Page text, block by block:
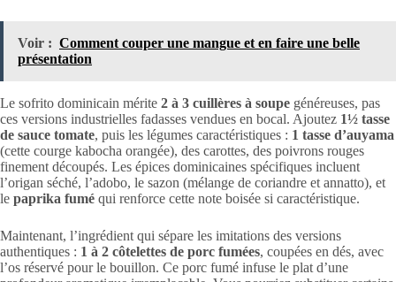
Voir : Comment couper une mangue et en faire une belle
présentation
Le sofrito dominicain mérite 2 à 3 cuillères à soupe généreuses, pas
ces versions industrielles fadasses vendues en bocal. Ajoutez 1½ tasse
de sauce tomate, puis les légumes caractéristiques : 1 tasse d’auyama
(cette courge kabocha orangée), des carottes, des poivrons rouges
finement découpés. Les épices dominicaines spécifiques incluent
l’origan séché, l’adobo, le sazon (mélange de coriandre et annatto), et
le paprika fumé qui renforce cette note boisée si caractéristique.
Maintenant, l’ingrédient qui sépare les imitations des versions
authentiques : 1 à 2 côtelettes de porc fumées, coupées en dés, avec
l’os réservé pour le bouillon. Ce porc fumé infuse le plat d’une